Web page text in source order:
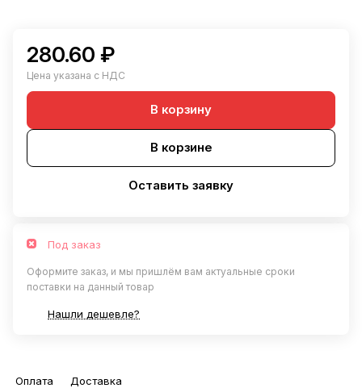
280.60 ₽
Цена указана с НДС
В корзину
В корзине
Оставить заявку
Под заказ
Оформите заказ, и мы пришлём вам актуальные сроки
поставки на данный товар
Нашли дешевле?
Оплата Доставка